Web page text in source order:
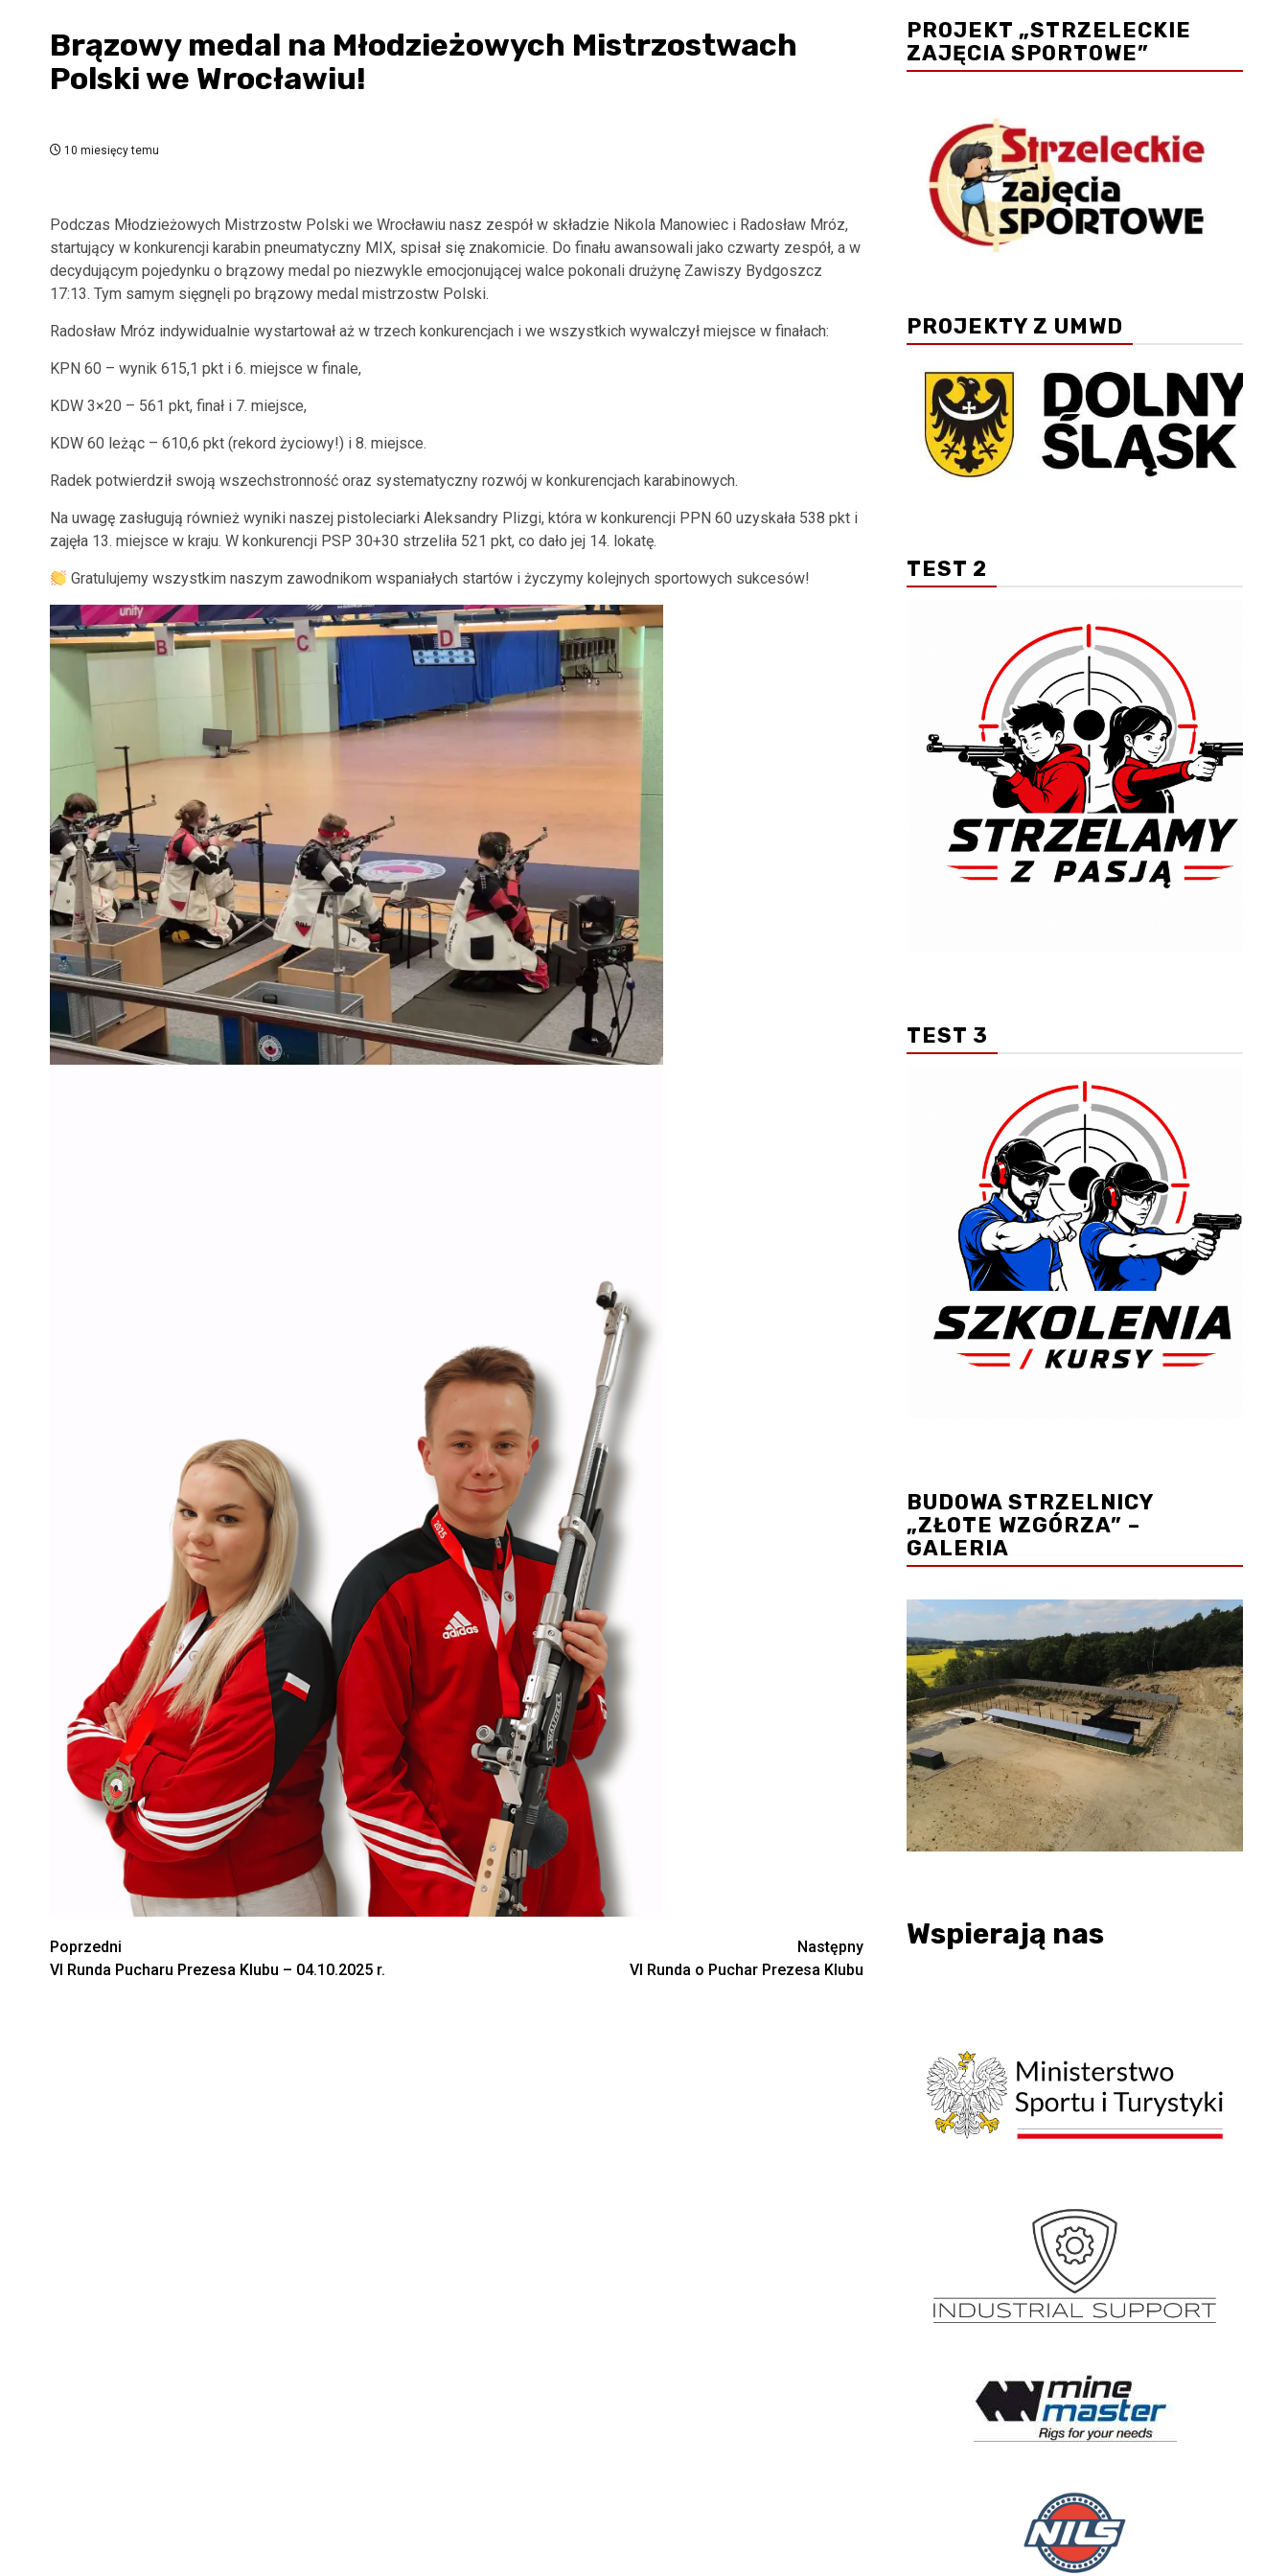
Brązowy medal na Młodzieżowych Mistrzostwach
Polski we Wrocławiu!
10 miesięcy temu
Podczas Młodzieżowych Mistrzostw Polski we Wrocławiu nasz zespół w składzie Nikola Manowiec i Radosław Mróz,
startujący w konkurencji karabin pneumatyczny MIX, spisał się znakomicie. Do finału awansowali jako czwarty zespół, a w
decydującym pojedynku o brązowy medal po niezwykle emocjonującej walce pokonali drużynę Zawiszy Bydgoszcz
17:13. Tym samym sięgnęli po brązowy medal mistrzostw Polski.
Radosław Mróz indywidualnie wystartował aż w trzech konkurencjach i we wszystkich wywalczył miejsce w finałach:
KPN 60 – wynik 615,1 pkt i 6. miejsce w finale,
KDW 3×20 – 561 pkt, finał i 7. miejsce,
KDW 60 leżąc – 610,6 pkt (rekord życiowy!) i 8. miejsce.
Radek potwierdził swoją wszechstronność oraz systematyczny rozwój w konkurencjach karabinowych.
Na uwagę zasługują również wyniki naszej pistoleciarki Aleksandry Plizgi, która w konkurencji PPN 60 uzyskała 538 pkt i
zajęła 13. miejsce w kraju. W konkurencji PSP 30+30 strzeliła 521 pkt, co dało jej 14. lokatę.
Gratulujemy wszystkim naszym zawodnikom wspaniałych startów i życzymy kolejnych sportowych sukcesów!
Zobacz
wpisy
Poprzedni
VI Runda Pucharu Prezesa Klubu – 04.10.2025 r.
Następny
VI Runda o Puchar Prezesa Klubu
PROJEKT „STRZELECKIE
ZAJĘCIA SPORTOWE”
PROJEKTY Z UMWD
TEST 2
TEST 3
BUDOWA STRZELNICY
„ZŁOTE WZGÓRZA” –
GALERIA
Wspierają nas